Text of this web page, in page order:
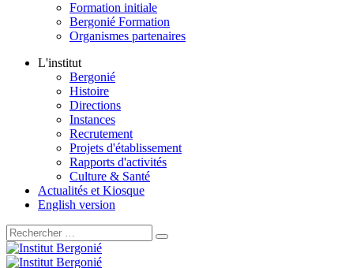
Formation initiale
Bergonié Formation
Organismes partenaires
L'institut
Bergonié
Histoire
Directions
Instances
Recrutement
Projets d'établissement
Rapports d'activités
Culture & Santé
Actualités et Kiosque
English version
Rechercher :